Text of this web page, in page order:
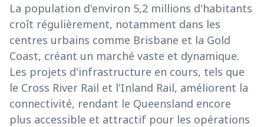
La population d'environ 5,2 millions d'habitants
croît régulièrement, notamment dans les
centres urbains comme Brisbane et la Gold
Coast, créant un marché vaste et dynamique.
Les projets d'infrastructure en cours, tels que
le Cross River Rail et l'Inland Rail, améliorent la
connectivité, rendant le Queensland encore
plus accessible et attractif pour les opérations